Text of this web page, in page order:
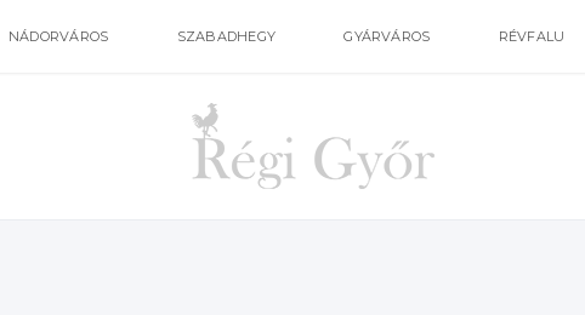
NÁDORVÁROS SZABADHEGY GYÁRVÁROS RÉVFALU